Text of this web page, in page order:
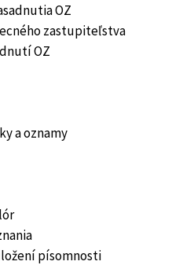
OZ
zastupiteľstva
OZ
a oznamy
písomnosti